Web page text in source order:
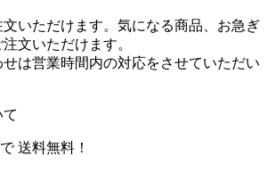
いただけます。気になる商品、お急ぎ
文いただけます。
は営業時間内の対応をさせていただい
送料無料！